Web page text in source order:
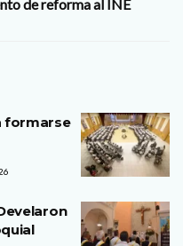
de reforma al INE
formarse